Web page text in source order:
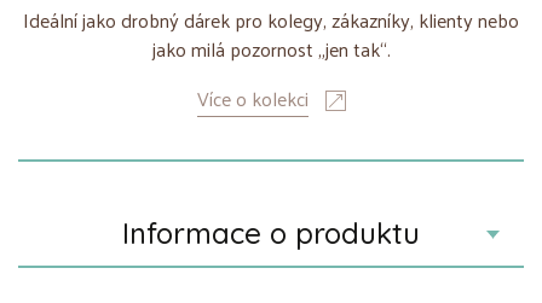
Ideální jako drobný dárek pro kolegy, zákazníky, klienty nebo
jako milá pozornost „jen tak“.
Více o kolekci
Informace o produktu